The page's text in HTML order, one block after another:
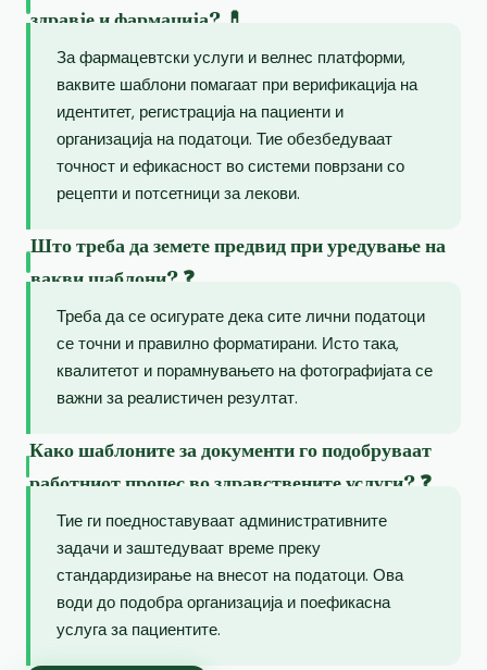
здравје и фармација? 💊
За фармацевтски услуги и велнес платформи,
ваквите шаблони помагаат при верификација на
идентитет, регистрација на пациенти и
организација на податоци. Тие обезбедуваат
точност и ефикасност во системи поврзани со
рецепти и потсетници за лекови.
Што треба да земете предвид при уредување на
вакви шаблони? ❓
Треба да се осигурате дека сите лични податоци
се точни и правилно форматирани. Исто така,
квалитетот и порамнувањето на фотографијата се
важни за реалистичен резултат.
Како шаблоните за документи го подобруваат
работниот процес во здравствените услуги? ❓
Тие ги поедноставуваат административните
задачи и заштедуваат време преку
стандардизирање на внесот на податоци. Ова
води до подобра организација и поефикасна
услуга за пациентите.